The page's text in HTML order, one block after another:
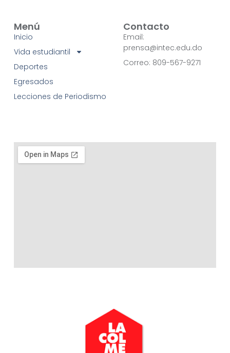
Menú
Inicio
Vida estudiantil
Deportes
Egresados
Lecciones de Periodismo
Contacto
Email:
prensa@intec.edu.do
Correo: 809-567-9271